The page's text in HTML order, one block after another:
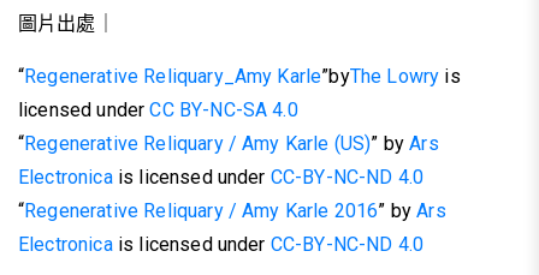
圖片出處｜
“Regenerative Reliquary_Amy Karle”byThe Lowry is
licensed underCC BY-NC-SA 4.0
“Regenerative Reliquary / Amy Karle (US)” byArs
Electronicais licensed under CC-BY-NC-ND 4.0
“Regenerative Reliquary / Amy Karle 2016” byArs
Electronicais licensed under CC-BY-NC-ND 4.0